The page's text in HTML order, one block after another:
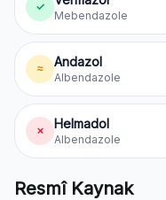
✓
Mebendazole
≈ Andazol
Albendazole
✗ Helmadol
Albendazole
Resmî Kaynak